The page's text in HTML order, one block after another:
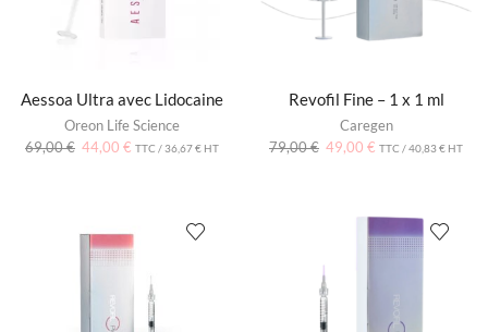
Aessoa Ultra avec Lidocaine
Oreon Life Science
69,00€ 44,00 € TTC /36,67€ HT
Revofil Fine – 1 x 1 ml
Caregen
79,00€ 49,00 € TTC /40,83€ HT